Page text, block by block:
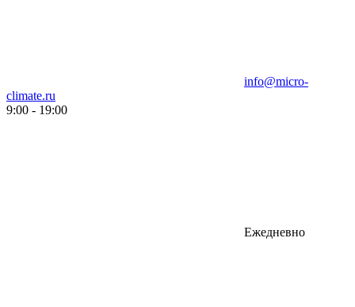
info@micro-
climate.ru
9:00 - 19:00
Ежедневно